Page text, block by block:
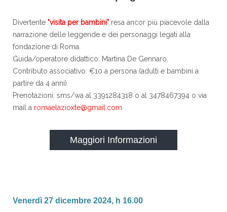
Divertente "visita per bambini" resa ancor più piacevole dalla
narrazione delle leggende e dei personaggi legati alla
fondazione di Roma.
Guida/operatore didattico: Martina De Gennaro.
Contributo associativo: €10 a persona (adulti e bambini a
partire da 4 anni).
Prenotazioni: sms/wa al 3391284318 o al 3478467394 o via
mail a romaelazioxte@gmail.com
Maggiori Informazioni
Venerdì 27 dicembre 2024, h 16.00